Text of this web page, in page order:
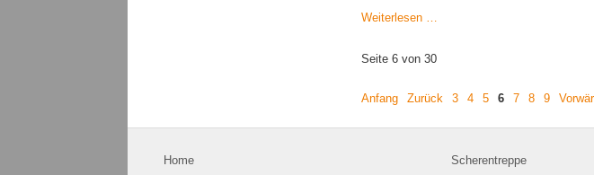
Weiterlesen …
Seite 6 von 30
Anfang Zurück 3 4 5 6 7 8 9
überspringen
Home
überspringen
Scherentreppe